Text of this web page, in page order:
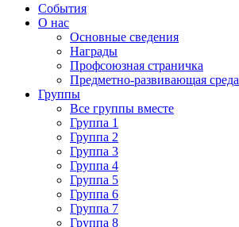
События
О нас
Основные сведения
Награды
Профсоюзная страничка
Предметно-развивающая среда
Группы
Все группы вместе
Группа 1
Группа 2
Группа 3
Группа 4
Группа 5
Группа 6
Группа 7
Группа 8